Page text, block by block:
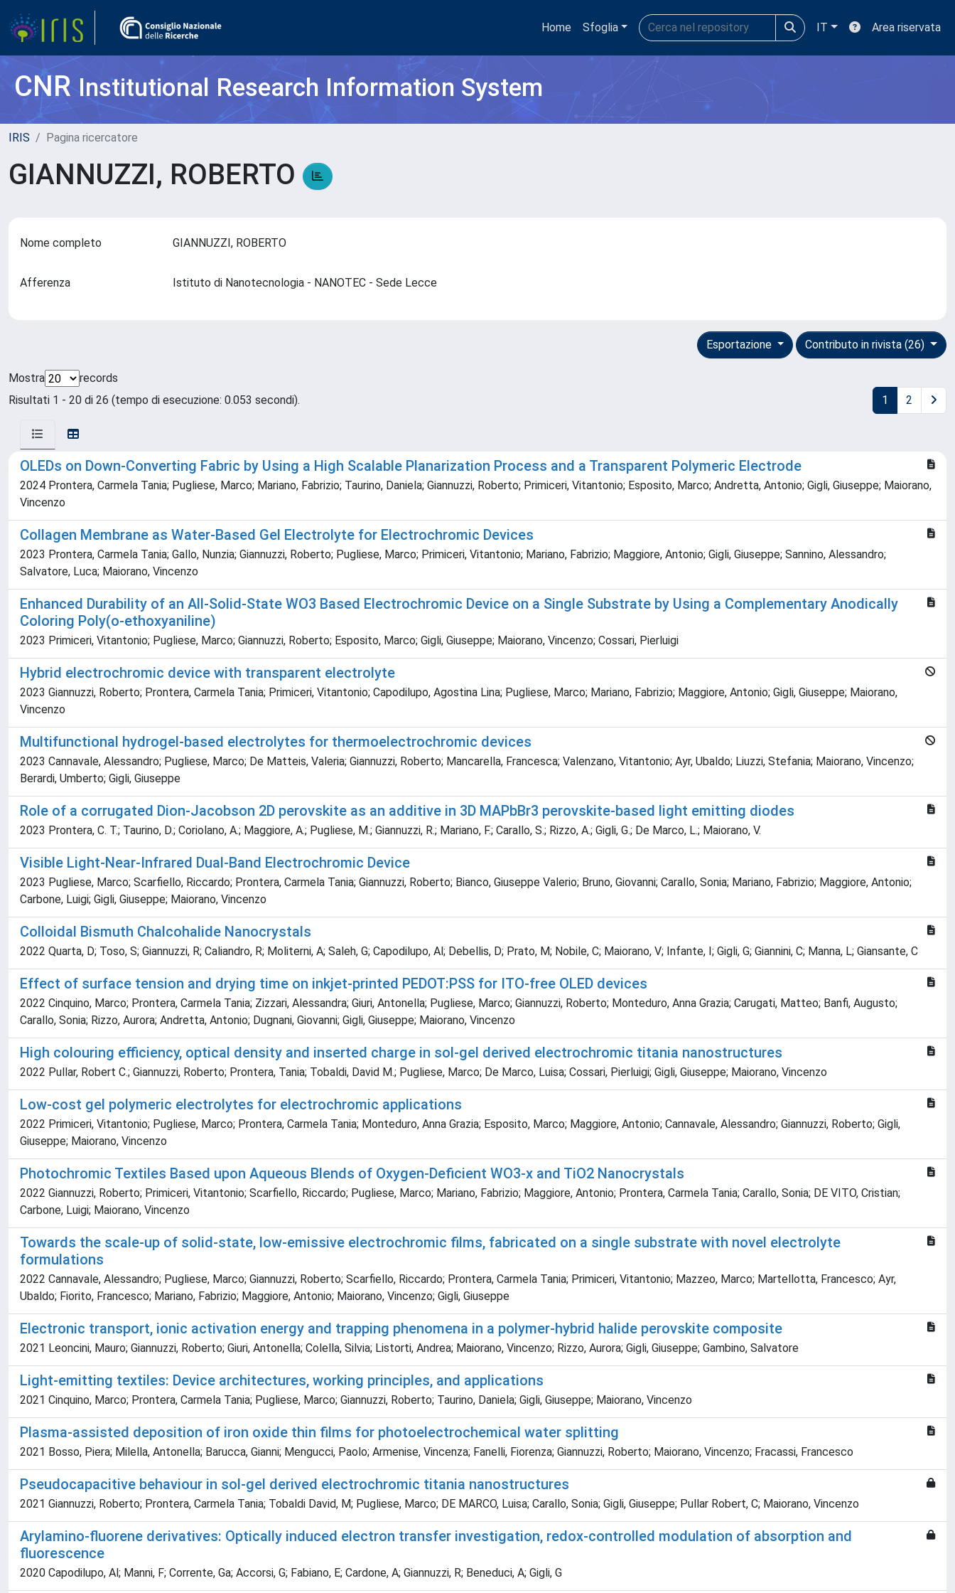
Home Sfoglia IT Area riservata
CNRInstitutional Research Information System
IRIS Pagina ricercatore
GIANNUZZI, ROBERTO
Nome completo GIANNUZZI, ROBERTO
Afferenza Istituto di Nanotecnologia - NANOTEC - Sede Lecce
Contributo in rivista (26)
Esportazione
Mostra
records
Risultati 1 - 20 di 26 (tempo di esecuzione: 0.053 secondi).
1 2
OLEDs on Down-Converting Fabric by Using a High Scalable Planarization Process and a Transparent Polymeric Electrode
2024 Prontera, Carmela Tania; Pugliese, Marco; Mariano, Fabrizio; Taurino, Daniela; Giannuzzi, Roberto; Primiceri, Vitantonio; Esposito, Marco; Andretta, Antonio; Gigli, Giuseppe; Maiorano,
Vincenzo
Collagen Membrane as Water-Based Gel Electrolyte for Electrochromic Devices
2023 Prontera, Carmela Tania; Gallo, Nunzia; Giannuzzi, Roberto; Pugliese, Marco; Primiceri, Vitantonio; Mariano, Fabrizio; Maggiore, Antonio; Gigli, Giuseppe; Sannino, Alessandro;
Salvatore, Luca; Maiorano, Vincenzo
Enhanced Durability of an All-Solid-State WO3 Based Electrochromic Device on a Single Substrate by Using a Complementary Anodically
Coloring Poly(o-ethoxyaniline)
2023 Primiceri, Vitantonio; Pugliese, Marco; Giannuzzi, Roberto; Esposito, Marco; Gigli, Giuseppe; Maiorano, Vincenzo; Cossari, Pierluigi
Hybrid electrochromic device with transparent electrolyte
2023 Giannuzzi, Roberto; Prontera, Carmela Tania; Primiceri, Vitantonio; Capodilupo, Agostina Lina; Pugliese, Marco; Mariano, Fabrizio; Maggiore, Antonio; Gigli, Giuseppe; Maiorano,
Vincenzo
Multifunctional hydrogel-based electrolytes for thermoelectrochromic devices
2023 Cannavale, Alessandro; Pugliese, Marco; De Matteis, Valeria; Giannuzzi, Roberto; Mancarella, Francesca; Valenzano, Vitantonio; Ayr, Ubaldo; Liuzzi, Stefania; Maiorano, Vincenzo;
Berardi, Umberto; Gigli, Giuseppe
Role of a corrugated Dion-Jacobson 2D perovskite as an additive in 3D MAPbBr3 perovskite-based light emitting diodes
2023 Prontera, C. T.; Taurino, D.; Coriolano, A.; Maggiore, A.; Pugliese, M.; Giannuzzi, R.; Mariano, F.; Carallo, S.; Rizzo, A.; Gigli, G.; De Marco, L.; Maiorano, V.
Visible Light-Near-Infrared Dual-Band Electrochromic Device
2023 Pugliese, Marco; Scarfiello, Riccardo; Prontera, Carmela Tania; Giannuzzi, Roberto; Bianco, Giuseppe Valerio; Bruno, Giovanni; Carallo, Sonia; Mariano, Fabrizio; Maggiore, Antonio;
Carbone, Luigi; Gigli, Giuseppe; Maiorano, Vincenzo
Colloidal Bismuth Chalcohalide Nanocrystals
2022 Quarta, D; Toso, S; Giannuzzi, R; Caliandro, R; Moliterni, A; Saleh, G; Capodilupo, Al; Debellis, D; Prato, M; Nobile, C; Maiorano, V; Infante, I; Gigli, G; Giannini, C; Manna, L; Giansante, C
Effect of surface tension and drying time on inkjet-printed PEDOT:PSS for ITO-free OLED devices
2022 Cinquino, Marco; Prontera, Carmela Tania; Zizzari, Alessandra; Giuri, Antonella; Pugliese, Marco; Giannuzzi, Roberto; Monteduro, Anna Grazia; Carugati, Matteo; Banfi, Augusto;
Carallo, Sonia; Rizzo, Aurora; Andretta, Antonio; Dugnani, Giovanni; Gigli, Giuseppe; Maiorano, Vincenzo
High colouring efficiency, optical density and inserted charge in sol-gel derived electrochromic titania nanostructures
2022 Pullar, Robert C.; Giannuzzi, Roberto; Prontera, Tania; Tobaldi, David M.; Pugliese, Marco; De Marco, Luisa; Cossari, Pierluigi; Gigli, Giuseppe; Maiorano, Vincenzo
Low-cost gel polymeric electrolytes for electrochromic applications
2022 Primiceri, Vitantonio; Pugliese, Marco; Prontera, Carmela Tania; Monteduro, Anna Grazia; Esposito, Marco; Maggiore, Antonio; Cannavale, Alessandro; Giannuzzi, Roberto; Gigli,
Giuseppe; Maiorano, Vincenzo
Photochromic Textiles Based upon Aqueous Blends of Oxygen-Deficient WO3-x and TiO2 Nanocrystals
2022 Giannuzzi, Roberto; Primiceri, Vitantonio; Scarfiello, Riccardo; Pugliese, Marco; Mariano, Fabrizio; Maggiore, Antonio; Prontera, Carmela Tania; Carallo, Sonia; DE VITO, Cristian;
Carbone, Luigi; Maiorano, Vincenzo
Towards the scale-up of solid-state, low-emissive electrochromic films, fabricated on a single substrate with novel electrolyte
formulations
2022 Cannavale, Alessandro; Pugliese, Marco; Giannuzzi, Roberto; Scarfiello, Riccardo; Prontera, Carmela Tania; Primiceri, Vitantonio; Mazzeo, Marco; Martellotta, Francesco; Ayr,
Ubaldo; Fiorito, Francesco; Mariano, Fabrizio; Maggiore, Antonio; Maiorano, Vincenzo; Gigli, Giuseppe
Electronic transport, ionic activation energy and trapping phenomena in a polymer-hybrid halide perovskite composite
2021 Leoncini, Mauro; Giannuzzi, Roberto; Giuri, Antonella; Colella, Silvia; Listorti, Andrea; Maiorano, Vincenzo; Rizzo, Aurora; Gigli, Giuseppe; Gambino, Salvatore
Light-emitting textiles: Device architectures, working principles, and applications
2021 Cinquino, Marco; Prontera, Carmela Tania; Pugliese, Marco; Giannuzzi, Roberto; Taurino, Daniela; Gigli, Giuseppe; Maiorano, Vincenzo
Plasma-assisted deposition of iron oxide thin films for photoelectrochemical water splitting
2021 Bosso, Piera; Milella, Antonella; Barucca, Gianni; Mengucci, Paolo; Armenise, Vincenza; Fanelli, Fiorenza; Giannuzzi, Roberto; Maiorano, Vincenzo; Fracassi, Francesco
Pseudocapacitive behaviour in sol-gel derived electrochromic titania nanostructures
2021 Giannuzzi, Roberto; Prontera, Carmela Tania; Tobaldi David, M; Pugliese, Marco; DE MARCO, Luisa; Carallo, Sonia; Gigli, Giuseppe; Pullar Robert, C; Maiorano, Vincenzo
Arylamino-fluorene derivatives: Optically induced electron transfer investigation, redox-controlled modulation of absorption and
fluorescence
2020 Capodilupo, Al; Manni, F; Corrente, Ga; Accorsi, G; Fabiano, E; Cardone, A; Giannuzzi, R; Beneduci, A; Gigli, G